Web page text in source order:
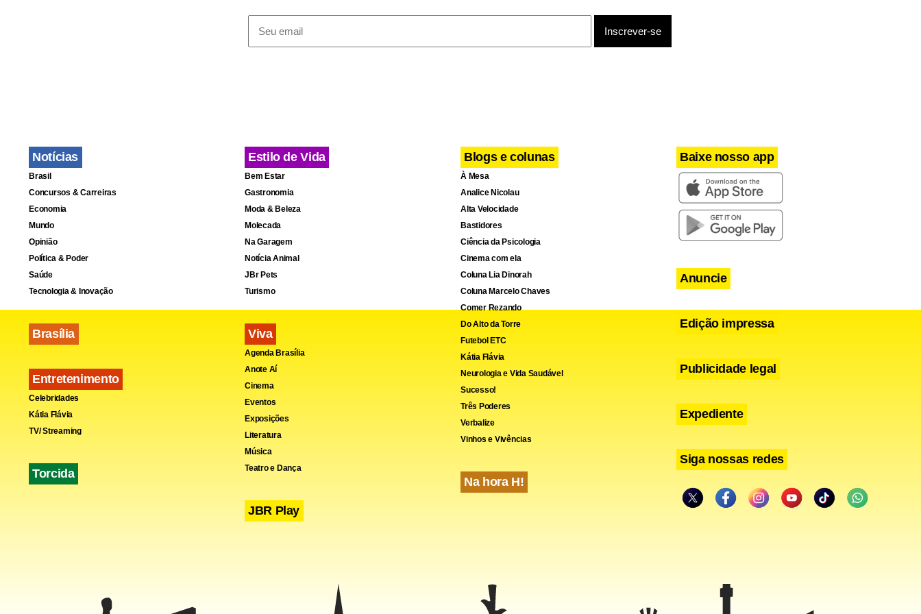
homicídios. Fonte: Associated Press.
Facebook Telegram
Share
Notícias
Brasil
Concursos & Carreiras
Economia
Mundo
Opinião
Política & Poder
Saúde
Tecnologia & Inovação
Brasília
Entretenimento
Celebridades
Kátia Flávia
TV/ Streaming
Torcida
Estilo de Vida
Bem Estar
Gastronomia
Moda & Beleza
Molecada
Na Garagem
Notícia Animal
JBr Pets
Turismo
Viva
Agenda Brasília
Anote Aí
Cinema
Eventos
Exposições
Literatura
Música
Teatro e Dança
JBR Play
Blogs e colunas
À Mesa
Analice Nicolau
Alta Velocidade
Bastidores
Ciência da Psicologia
Cinema com ela
Coluna Lia Dinorah
Coluna Marcelo Chaves
Comer Rezando
Do Alto da Torre
Futebol ETC
Kátia Flávia
Neurologia e Vida Saudável
Sucesso!
Três Poderes
Verbalize
Vinhos e Vivências
Na hora H!
Baixe nosso app
Anuncie
Edição impressa
Publicidade legal
Expediente
Siga nossas redes